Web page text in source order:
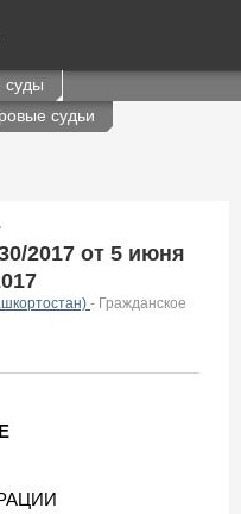
суды
судьи
2017 от 5 июня
- Гражданское